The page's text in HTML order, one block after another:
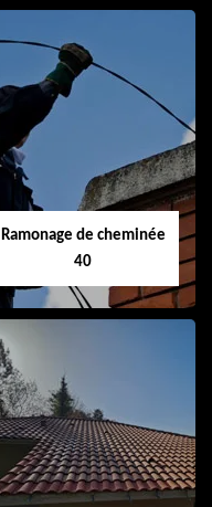
Ramonage de cheminée
40
Ramonage de
cheminée 40